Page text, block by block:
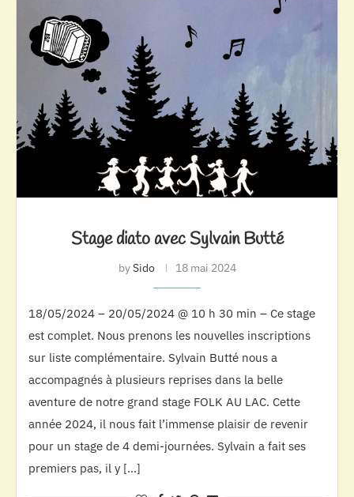
Stage diato avec Sylvain Butté
bySido 18 mai 2024
18/05/2024 – 20/05/2024 @ 10 h 30 min – Ce stage
est complet. Nous prenons les nouvelles inscriptions
sur liste complémentaire. Sylvain Butté nous a
accompagnés à plusieurs reprises dans la belle
aventure de notre grand stage FOLK AU LAC. Cette
année 2024, il nous fait l’immense plaisir de revenir
pour un stage de 4 demi-journées. Sylvain a fait ses
premiers pas, il y […]